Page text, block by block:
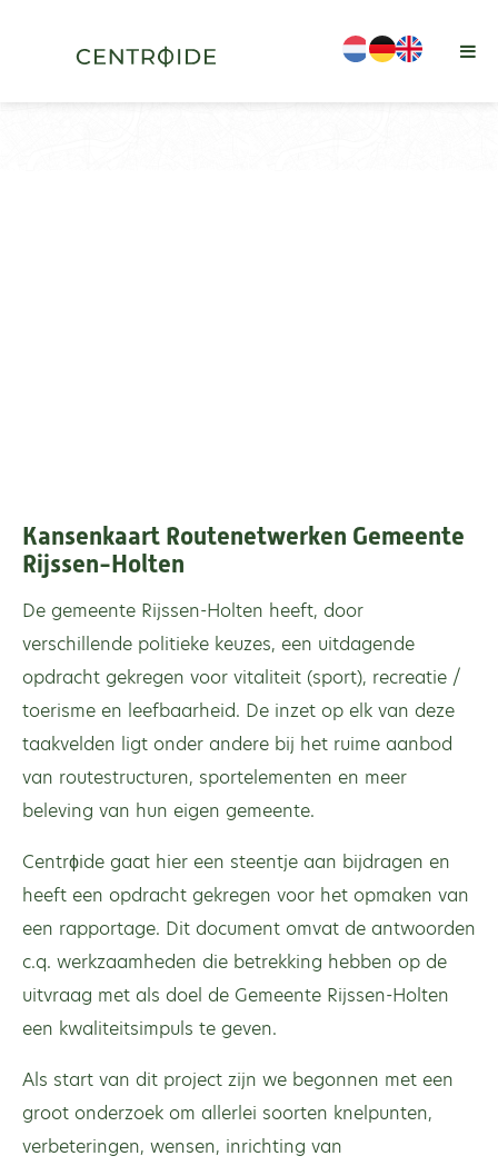
Kansenkaart Routenetwerken Gemeente
Rijssen-Holten
De gemeente Rijssen-Holten heeft, door
verschillende politieke keuzes, een uitdagende
opdracht gekregen voor vitaliteit (sport), recreatie /
toerisme en leefbaarheid. De inzet op elk van deze
taakvelden ligt onder andere bij het ruime aanbod
van routestructuren, sportelementen en meer
beleving van hun eigen gemeente.
Centrϕide gaat hier een steentje aan bijdragen en
heeft een opdracht gekregen voor het opmaken van
een rapportage. Dit document omvat de antwoorden
c.q. werkzaamheden die betrekking hebben op de
uitvraag met als doel de Gemeente Rijssen-Holten
een kwaliteitsimpuls te geven.
Als start van dit project zijn we begonnen met een
groot onderzoek om allerlei soorten knelpunten,
verbeteringen, wensen, inrichting van